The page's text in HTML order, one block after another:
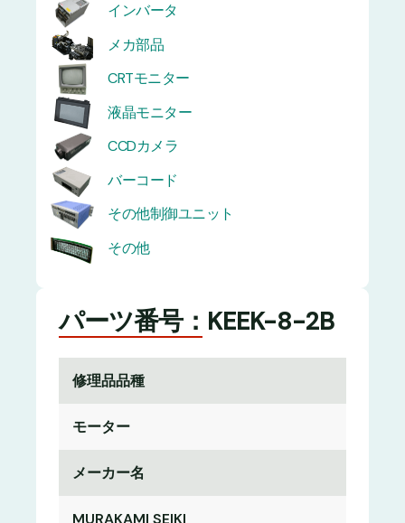
インバータ
メカ部品
CRTモニター
液晶モニター
CCDカメラ
バーコード
その他制御ユニット
その他
パーツ番号：KEEK-8-2B
修理品品種
モーター
メーカー名
MURAKAMI SEIKI